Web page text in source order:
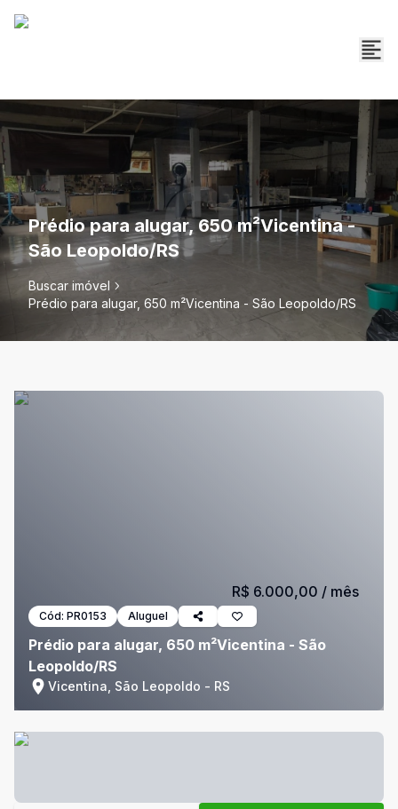
Prédio para alugar, 650 m²Vicentina -
São Leopoldo/RS
Buscar imóvel
Prédio para alugar, 650 m²Vicentina - São Leopoldo/RS
Cód: PR0153 Aluguel
Prédio para alugar, 650 m²Vicentina - São
Leopoldo/RS
Vicentina, São Leopoldo - RS
R$ 6.000,00 / mês